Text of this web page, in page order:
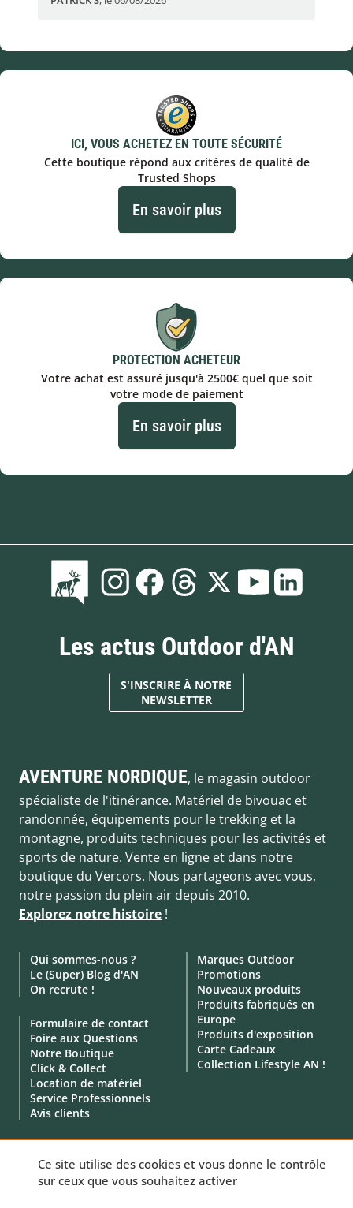
ICI, VOUS ACHETEZ EN TOUTE SÉCURITÉ
Cette boutique répond aux critères de qualité de
Trusted Shops
En savoir plus
PROTECTION ACHETEUR
Votre achat est assuré jusqu'à 2500€ quel que soit
votre mode de paiement
En savoir plus
Les actus Outdoor d'AN
S'INSCRIRE À NOTRE
NEWSLETTER
AVENTURE NORDIQUE, le magasin outdoor
spécialiste de l'itinérance. Matériel de bivouac et
randonnée, équipements pour le trekking et la
montagne, produits techniques pour les activités et
sports de nature. Vente en ligne et dans notre
boutique du Vercors. Nous partageons avec vous,
notre passion du plein air depuis 2010.
Explorez notre histoire !
Qui sommes-nous ?
Le (Super) Blog d'AN
On recrute !
Formulaire de contact
Foire aux Questions
Notre Boutique
Click & Collect
Location de matériel
Service Professionnels
Avis clients
Marques Outdoor
Promotions
Nouveaux produits
Produits fabriqués en
Europe
Produits d'exposition
Carte Cadeaux
Collection Lifestyle AN !
Ce site utilise des cookies et vous donne le contrôle
sur ceux que vous souhaitez activer